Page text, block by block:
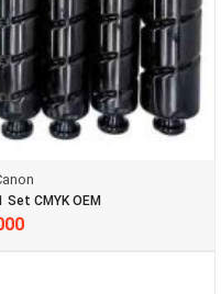
Set CMYK OEM